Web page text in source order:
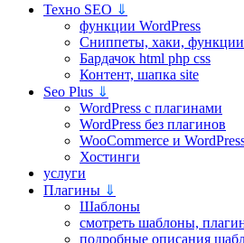
Техно SEO ⇓
функции WordPress
Сниппеты, хаки, функции
Бардачок html php css
Контент, шапка site
Seo Plus ⇓
WordPress c плагинами
WordPress без плагинов
WooCommerce и
Хостинги
услуги
Плагины ⇓
Шаблоны
смотреть шаблоны,
подробные описания